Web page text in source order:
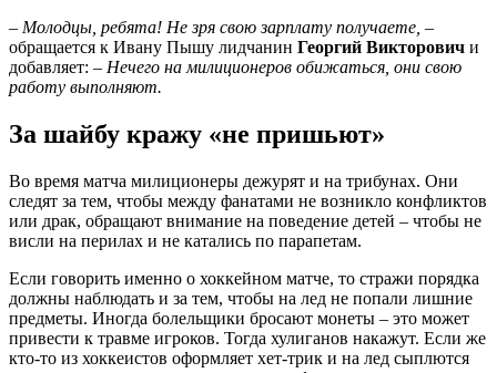
– Молодцы, ребята! Не зря свою зарплату получаете, –
обращается к Ивану Пышу лидчанин Георгий Викторович и
добавляет: – Нечего на милиционеров обижаться, они свою
работу выполняют.
За шайбу кражу «не пришьют»
Во время матча милиционеры дежурят и на трибунах. Они
следят за тем, чтобы между фанатами не возникло конфликтов
или драк, обращают внимание на поведение детей – чтобы не
висли на перилах и не катались по парапетам.
Если говорить именно о хоккейном матче, то стражи порядка
должны наблюдать и за тем, чтобы на лед не попали лишние
предметы. Иногда болельщики бросают монеты – это может
привести к травме игроков. Тогда хулиганов накажут. Если же
кто-то из хоккеистов оформляет хет-трик и на лед сыплются